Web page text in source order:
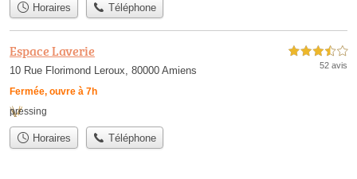
Horaires Téléphone
Espace Laverie
10 Rue Florimond Leroux, 80000 Amiens
Fermée, ouvre à 7h
3,5 étoiles sur 5
52 avis
pressing
Horaires Téléphone